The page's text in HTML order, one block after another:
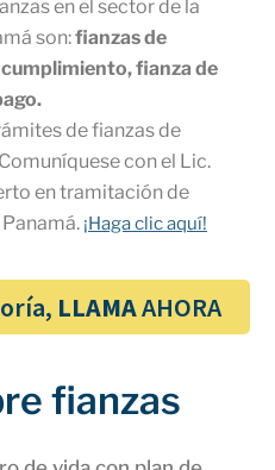
fianzas
en el sector de la
son:fianzas de
fianza de
de fianzas de
con el Lic.
en tramitación de
¡Haga clic aquí!
LLAMAAHORA